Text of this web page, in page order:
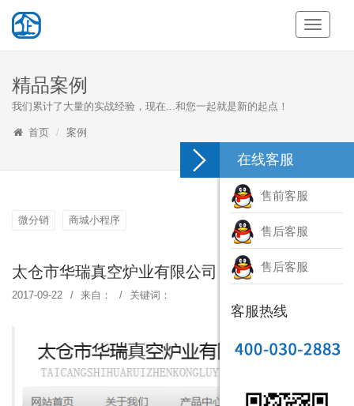
Toggle
精品案例
我们累计了大量的实战经验，现在...和您一起就是新的起点！
首页 案例
微分销 商城小程序
太仓市华瑞真空炉业有限公司
2017-09-22 来自： 关键词：
在线客服
售前客服
售后客服
售后客服
客服热线